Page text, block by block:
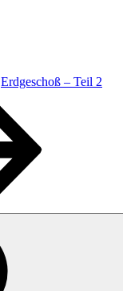
Erdgeschoß – Teil 2